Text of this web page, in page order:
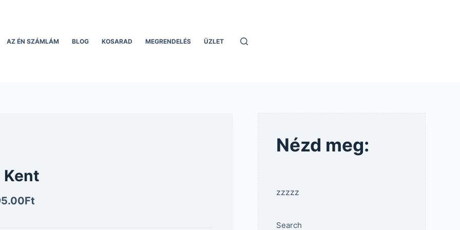
AZ ÉN SZÁMLÁM BLOG KOSARAD MEGRENDELÉS ÜZLET
Kent
Ft
Nézd meg:
zzzzz
Search